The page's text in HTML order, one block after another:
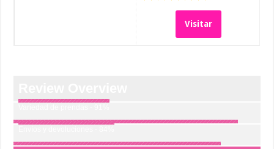
Visitar